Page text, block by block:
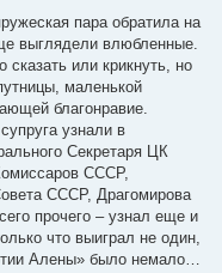
пара обратила на
выглядели влюбленные.
или крикнуть, но
маленькой
благонравие.
узнали в
Секретаря ЦК
СССР,
СССР, Драгомирова
прочего – узнал еще и
что выиграл не один,
Алены» было немало…